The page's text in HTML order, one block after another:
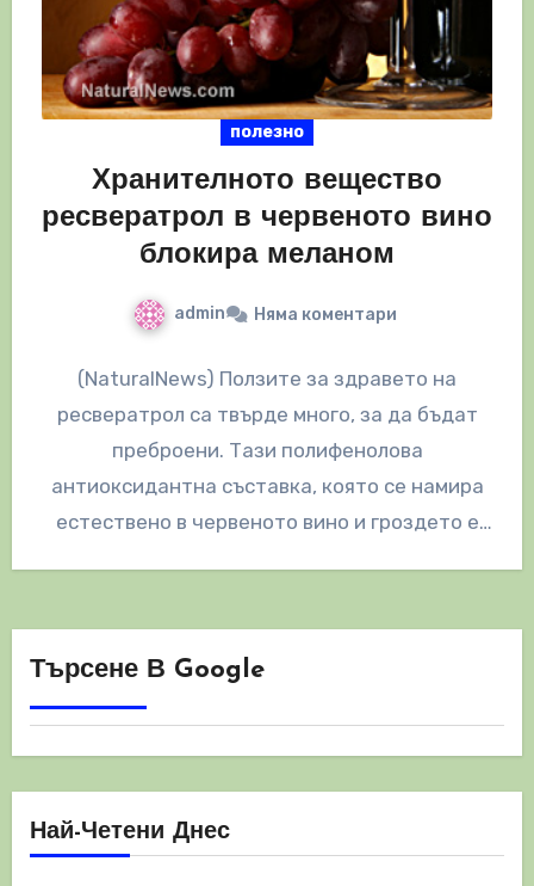
полезно
Хранителното вещество
ресвератрол в червеното вино
блокира меланом
admin Няма коментари
(NaturalNews) Ползите за здравето на
ресвератрол са твърде много, за да бъдат
преброени. Тази полифенолова
антиоксидантна съставка, която се намира
естествено в червеното вино и гроздето е
Търсене В Google
Най-Четени Днес